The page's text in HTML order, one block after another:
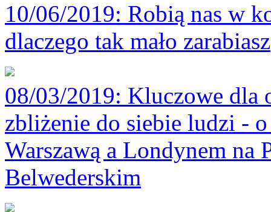
10/06/2019: Robią nas w
dlaczego tak mało zarabiasz
08/03/2019: Kluczowe dla
zbliżenie do siebie ludzi -
Warszawą a Londynem
Belwederskim